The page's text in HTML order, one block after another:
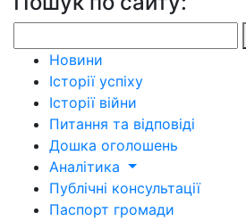
Новини
Історії успіху
Історії війни
Питання та відповіді
Дошка оголошень
Аналітика
Публічні консультації
Паспорт громади